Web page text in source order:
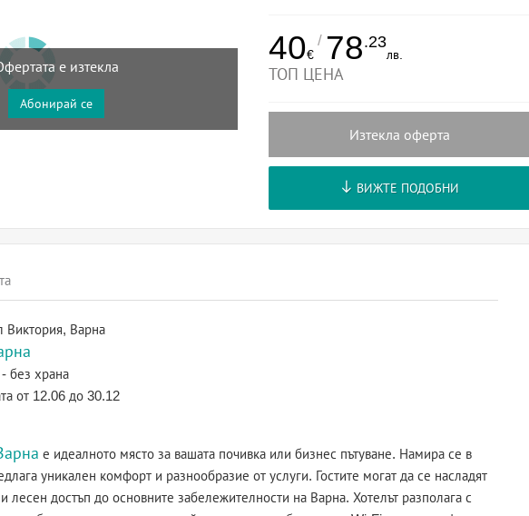
е изтекла
Абонирай се
40€
/ 78.23
лв.
ТОП ЦЕНА
Изтекла оферта
ВИЖТЕ ПОДОБНИ
Виктория, Варна
без храна
от 12.06 до 30.12
е идеалното място за вашата почивка или бизнес пътуване. Намира се в
уникален комфорт и разнообразие от услуги. Гостите могат да се насладят
и лесен достъп до основните забележителности на Варна. Хотелът разполага с